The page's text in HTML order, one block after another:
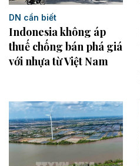
DN cần biết
Indonesia không áp
thuế chống bán phá giá
với nhựa từ Việt Nam